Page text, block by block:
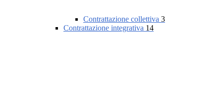
Contrattazione collettiva 3
Contrattazione integrativa 14